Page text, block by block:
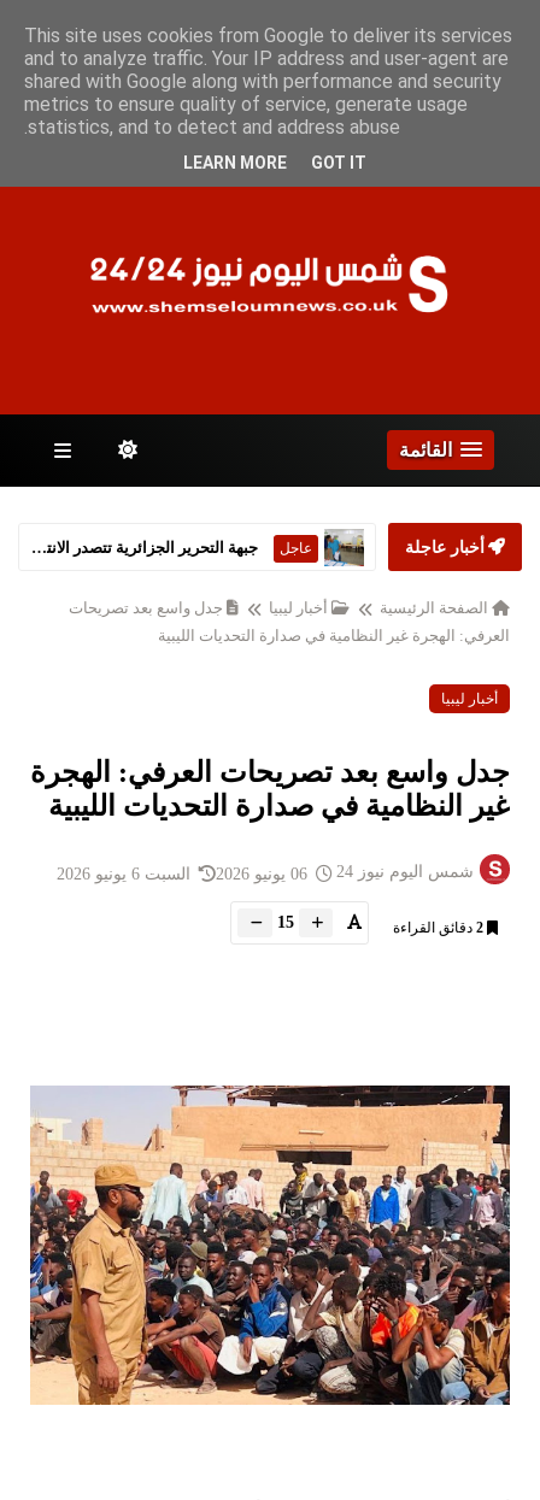
السبت 8 أغسطس 2026
الصفحات
القائمة
أخبار عاجلة عاجل جبهة التحرير الجزائرية تتصدر الانتخابات التشريعية
الصفحة الرئيسية أخبار ليبيا
جدل واسع بعد تصريحات
العرفي: الهجرة غير النظامية في صدارة التحديات الليبية
أخبار ليبيا
جدل واسع بعد تصريحات العرفي: الهجرة
غير النظامية في صدارة التحديات الليبية
شمس اليوم نيوز 24 السبت 6 يونيو 2026
2 دقائق القراءة 15
This site uses cookies from Google to deliver its services
and to analyze traffic. Your IP address and user-agent are
shared with Google along with performance and security
metrics to ensure quality of service, generate usage
statistics, and to detect and address abuse.
LEARN MORE GOT IT